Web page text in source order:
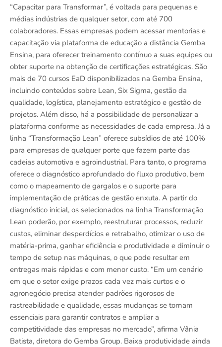
“Capacitar para Transformar”, é voltada para pequenas e
médias indústrias de qualquer setor, com até 700
colaboradores. Essas empresas podem acessar mentorias e
capacitação via plataforma de educação a distância Gemba
Ensina, para oferecer treinamento contínuo a suas equipes ou
obter suporte na obtenção de certificações estratégicas. São
mais de 70 cursos EaD disponibilizados na Gemba Ensina,
incluindo conteúdos sobre Lean, Six Sigma, gestão da
qualidade, logística, planejamento estratégico e gestão de
projetos. Além disso, há a possibilidade de personalizar a
plataforma conforme as necessidades de cada empresa. Já a
linha “Transformação Lean” oferece subsídios de até 100%
para empresas de qualquer porte que fazem parte das
cadeias automotiva e agroindustrial. Para tanto, o programa
oferece o diagnóstico aprofundado do fluxo produtivo, bem
como o mapeamento de gargalos e o suporte para
implementação de práticas de gestão enxuta. A partir do
diagnóstico inicial, os selecionados na linha Transformação
Lean poderão, por exemplo, reestruturar processos, reduzir
custos, eliminar desperdícios e retrabalho, otimizar o uso de
matéria-prima, ganhar eficiência e produtividade e diminuir o
tempo de setup nas máquinas, o que pode resultar em
entregas mais rápidas e com menor custo. “Em um cenário
em que o setor exige prazos cada vez mais curtos e o
agronegócio precisa atender padrões rigorosos de
rastreabilidade e qualidade, essas mudanças se tornam
essenciais para garantir contratos e ampliar a
competitividade das empresas no mercado”, afirma Vânia
Batista, diretora do Gemba Group. Baixa produtividade ainda